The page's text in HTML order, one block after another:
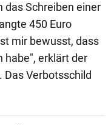
das Schreiben einer
450 Euro
mir bewusst, dass
habe", erklärt der
Das Verbotsschild